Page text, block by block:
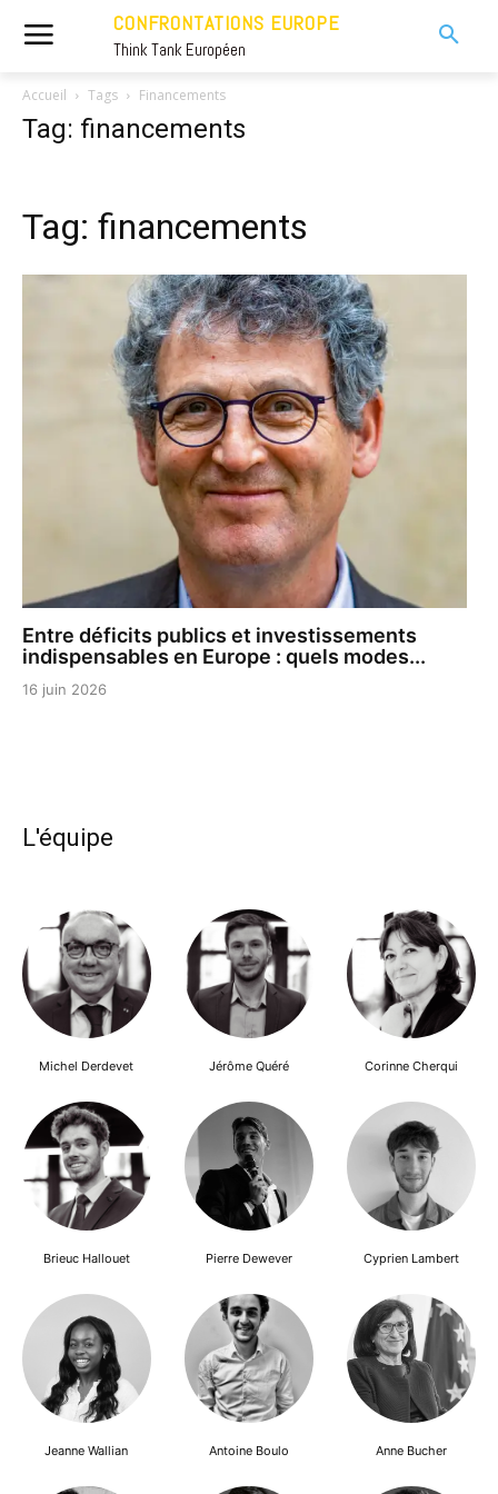
CONFRONTATIONS EUROPE
Think Tank Européen
Accueil Tags Financements
Tag: financements
Tag: financements
Entre déficits publics et investissements
indispensables en Europe : quels modes...
16 juin 2026
L'équipe
Michel Derdevet Jérôme Quéré Corinne Cherqui
Brieuc Hallouet Pierre Dewever Cyprien Lambert
Jeanne Wallian Antoine Boulo Anne Bucher